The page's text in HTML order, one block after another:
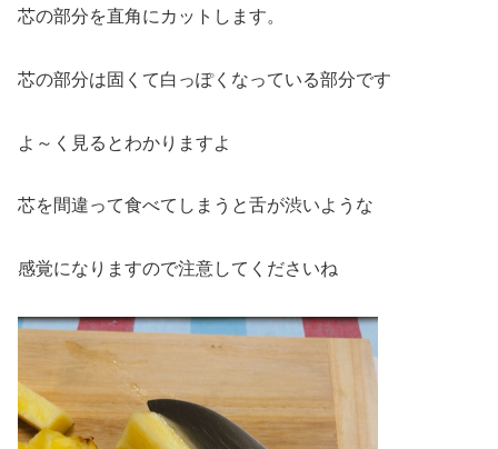
芯の部分を直角にカットします。
芯の部分は固くて白っぽくなっている部分です
よ～く見るとわかりますよ
芯を間違って食べてしまうと舌が渋いような
感覚になりますので注意してくださいね